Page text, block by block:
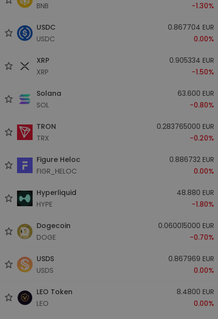
BNB
-1.30%
USDC
USDC
0.867704 EUR
0.00%
XRP
XRP
0.905334 EUR
-1.50%
Solana
SOL
63.600 EUR
-0.80%
TRON
TRX
0.283765000 EUR
-0.20%
Figure Heloc
FIGR_HELOC
0.886732 EUR
0.00%
Hyperliquid
HYPE
48.880 EUR
-1.80%
Dogecoin
DOGE
0.060015000 EUR
-0.70%
USDS
USDS
0.867969 EUR
0.00%
LEO Token
LEO
8.4800 EUR
0.00%